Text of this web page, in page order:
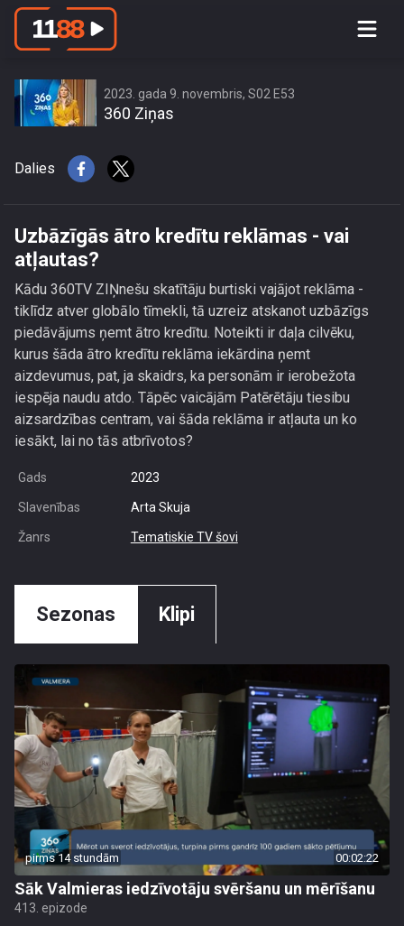
Uzbāzīgās ātro kredītu reklāmas - vai
2023. gada 9. novembris, S02 E53
360 Ziņas
Dalies
Uzbāzīgās ātro kredītu reklāmas - vai
atļautas?
Kādu 360TV ZIŅnešu skatītāju burtiski vajājot reklāma -
tiklīdz atver globālo tīmekli, tā uzreiz atskanot uzbāzīgs
piedāvājums ņemt ātro kredītu. Noteikti ir daļa cilvēku,
kurus šāda ātro kredītu reklāma iekārdina ņemt
aizdevumus, pat, ja skaidrs, ka personām ir ierobežota
iespēja naudu atdo. Tāpēc vaicājām Patērētāju tiesibu
aizsardzības centram, vai šāda reklāma ir atļauta un ko
iesākt, lai no tās atbrīvotos?
Gads 2023
Slavenības Arta Skuja
Žanrs Tematiskie TV šovi
Sezonas Klipi
pirms 14 stundām 00:02:22
Sāk Valmieras iedzīvotāju svēršanu un mērīšanu
413. epizode